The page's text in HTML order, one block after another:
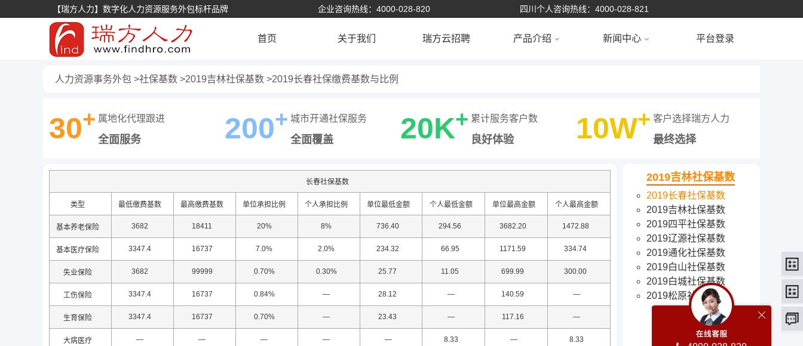
【瑞方人力】数字化人力资源服务外包标杆品牌 企业咨询热线：4000-028-820 四川个人咨询热线：4000-028-821
首页 关于我们 瑞方云招聘 产品介绍 新闻中心 平台登录
人力资源事务外包 社保基数 2019吉林社保基数 2019长春社保缴费基数与比例
30+ 属地化代理跟进
全面服务 200+ 城市开通社保服务
全面覆盖 20K+ 累计服务客户数
良好体验 10W+ 客户选择瑞方人力
最终选择
长春社保基数
类型 最低缴费基数 最高缴费基数 单位承担比例 个人承担比例 单位最低金额 个人最低金额 单位最高金额 个人最高金额
基本养老保险 3682 18411 20% 8% 736.40 294.56 3682.20 1472.88
基本医疗保险 3347.4 16737 7.0% 2.0% 234.32 66.95 1171.59 334.74
失业保险 3682 99999 0.70% 0.30% 25.77 11.05 699.99 300.00
工伤保险 3347.4 16737 0.84% — 28.12 — 140.59 —
生育保险 3347.4 16737 0.70% — 23.43 — 117.16 —
大病医疗 — — — — — 8.33 — 8.33
2019吉林社保基数
2019长春社保基数
2019吉林社保基数
2019四平社保基数
2019辽源社保基数
2019通化社保基数
2019白山社保基数
2019白城社保基数
2019松原社保基数